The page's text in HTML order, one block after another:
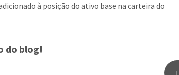
à posição do ativo base na carteira do
do blog!